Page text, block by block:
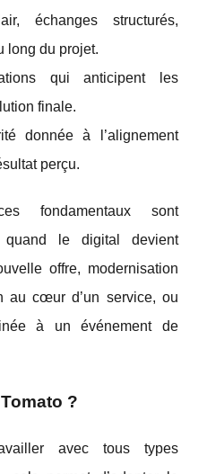
échanges structurés,
long du projet.
qui anticipent les
finale.
donnée à l’alignement
perçu.
fondamentaux sont
quand le digital devient
offre, modernisation
au cœur d’un service, ou
à un événement de
?
avec tous types